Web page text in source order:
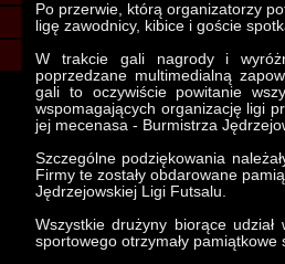
Po przerwie, którą organizatorzy
ligę zawodnicy, kibice i goście
W trakcie gali nagrody i
poprzedzane multimedialną
gali to oczywiście powitanie
wspomagających organizację ligi
jej mecenasa - Burmistrza
Szczególne podziękowania
Firmy te zostały obdarowane
Jędrzejowskiej Ligi Futsalu.
Wszystkie drużyny biorące
sportowego otrzymały